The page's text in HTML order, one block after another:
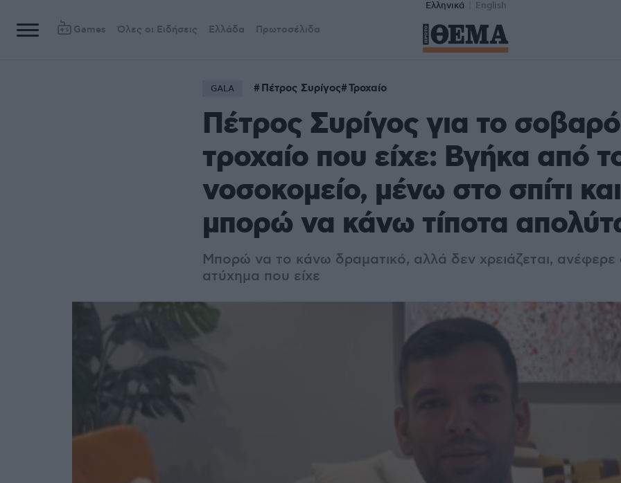
Ελληνικά English
Games Όλες οι Ειδήσεις Ελλάδα Πρωτοσέλιδα
GALA Πέτρος Συρίγος Τροχαίο
Πέτρος Συρίγος για το σοβαρό
τροχαίο που είχε: Βγήκα από
νοσοκομείο, μένω στο σπίτι
μπορώ να κάνω τίποτα
Μπορώ να το κάνω δραματικό, αλλά δεν χρειάζεται, ανέφερε
ατύχημα που είχε